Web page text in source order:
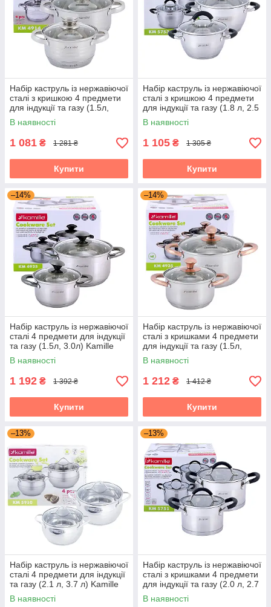
Набір каструль із нержавіючої
сталі з кришкою 4 предмети
для індукції та газу (1.5л,
2.0л) Kamille KM-4914
В наявності
1 081 ₴ 1 281 ₴
Купити
Набір каструль із нержавіючої
сталі з кришкою 4 предмети
для індукції та газу (1.8 л, 2.5
л) Kamille KM-5753
В наявності
1 105 ₴ 1 305 ₴
Купити
–14%
Набір каструль із нержавіючої
сталі 4 предмети для індукції
та газу (1.5л, 3.0л) Kamille
KM-4925
В наявності
1 192 ₴ 1 392 ₴
Купити
–14%
Набір каструль із нержавіючої
сталі з кришками 4 предмети
для індукції та газу (1.5л,
3.0л) Kamille KM-4935
В наявності
1 212 ₴ 1 412 ₴
Купити
–13%
Набір каструль із нержавіючої
сталі 4 предмети для індукції
та газу (2.1 л, 3.7 л) Kamille
KM-5910
В наявності
–13%
Набір каструль із нержавіючої
сталі з кришками 4 предмети
для індукції та газу (2.0 л, 2.7
л) Kamille KM-5751
В наявності